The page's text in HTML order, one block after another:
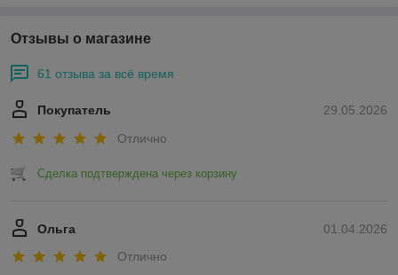
Отзывы о магазине
61 отзыва за всё время
29.05.2026
Покупатель
Отлично
Сделка подтверждена через корзину
01.04.2026
Ольга
Отлично